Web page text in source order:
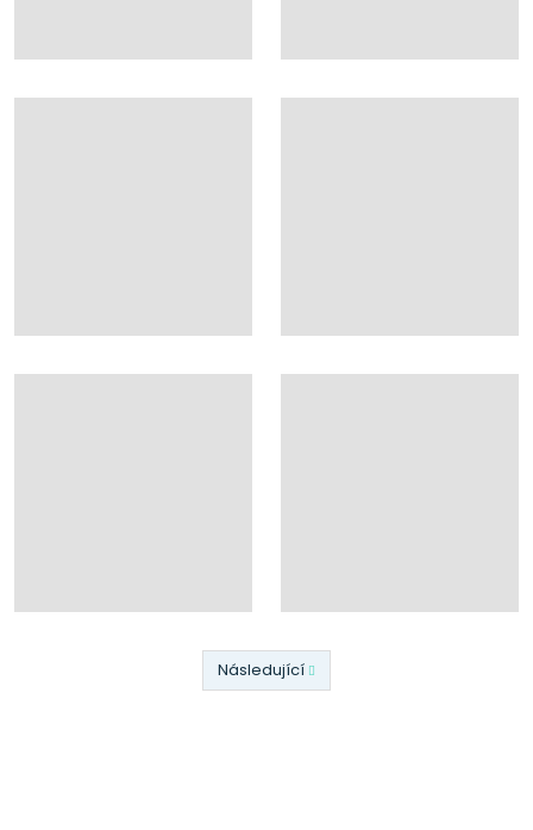
Předchozí
Následující